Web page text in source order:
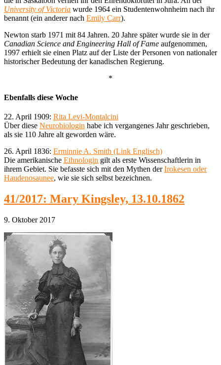
University of Victoria wurde 1964 ein Studentenwohnheim nach ihr
benannt (ein anderer nach Emily Carr).
Newton starb 1971 mit 84 Jahren. 20 Jahre später wurde sie in der
Canadian Science and Engineering Hall of Fame aufgenommen,
1997 erhielt sie einen Platz auf der Liste der Personen von nationaler
historischer Bedeutung der kanadischen Regierung.
*
Ebenfalls diese Woche
22. April 1909: Rita Levi-Montalcini
Über diese Neurobiologin habe ich vergangenes Jahr geschrieben,
als sie 110 Jahre alt geworden wäre.
26. April 1836: Erminnie A. Smith (Link Englisch)
Die amerikanische Ethnologin gilt als erste Wissenschaftlerin in
ihrem Gebiet. Sie befasste sich mit den Mythen derIrokesen oder
Haudenosaunee, wie sie sich selbst bezeichnen.
41/2017: Mary Kingsley, 13.10.1862
9. Oktober 2017